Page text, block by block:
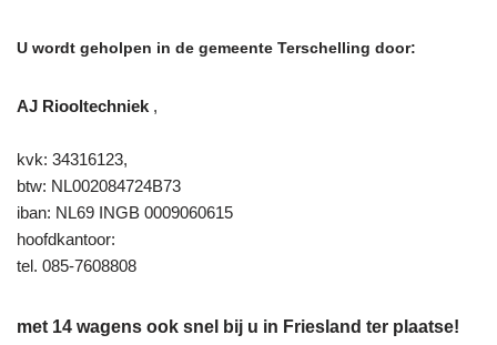
U wordt geholpen in de gemeente Terschelling door:
AJ Riooltechniek ,
kvk: 34316123,
btw: NL002084724B73
iban: NL69 INGB 0009060615
hoofdkantoor:
tel. 085-7608808
met 14 wagens ook snel bij u in Friesland ter plaatse!